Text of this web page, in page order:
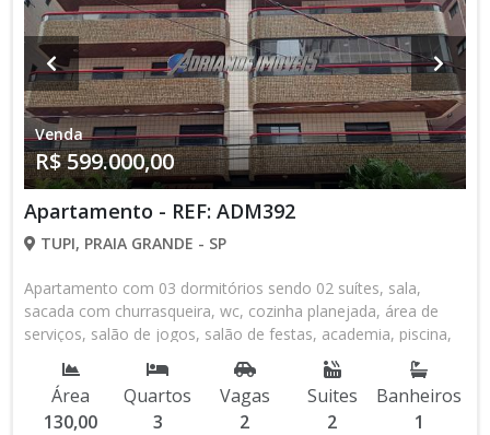
Venda
R$ 599.000,00
Apartamento - REF: ADM392
TUPI, PRAIA GRANDE - SP
Apartamento com 03 dormitórios sendo 02 suítes, sala,
sacada com churrasqueira, wc, cozinha planejada, área de
serviços, salão de jogos, salão de festas, academia, piscina,
sauna, 02 vagas na garagem, 100 metros da praia na Vila Tupi
- Praia Grande - SP.
Área
130,00
Quartos
3
Vagas
2
Suites
2
Banheiros
1